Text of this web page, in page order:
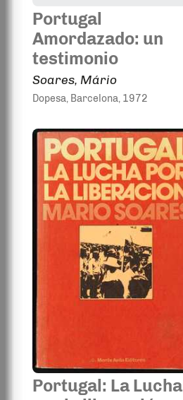
Portugal
Amordazado: un
testimonio
Soares, Mário
Dopesa, Barcelona, 1972
Portugal: La Lucha